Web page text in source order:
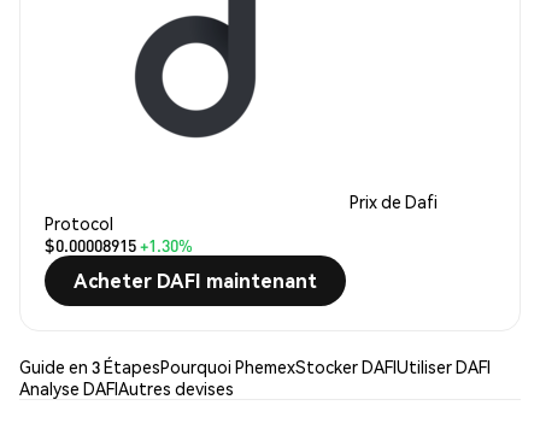
Prix de Dafi
Protocol
$0.00008915+1.30%
Acheter DAFI maintenant
Guide en 3 ÉtapesPourquoi PhemexStocker DAFIUtiliser DAFI
Analyse DAFIAutres devises